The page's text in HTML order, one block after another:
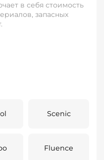
в себя стоимость
запасных
Scenic
Fluence